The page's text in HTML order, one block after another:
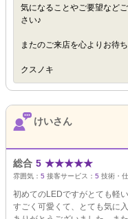
気になることやご要望など
さい♪
またのご来店を心よりお待ち
クスノキ
けいさん
総合 5 ★★★★★
雰囲気： 5 接客サービス： 5 技術・
初めてのLEDですがとても軽
すごく可愛くて、とても気に入